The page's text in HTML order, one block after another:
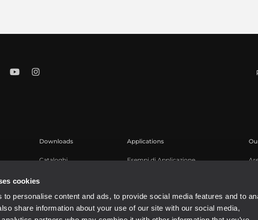
cookies
to personalise content and ads, to provide social media features and to
share information about your use of our site with our social media,
Downloads
Cataloghi
Applications
Esempi di Applicazione